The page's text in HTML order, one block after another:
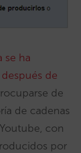
se ha
de
de
de cadenas
con
por